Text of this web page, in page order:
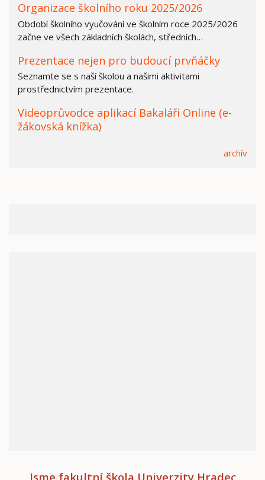
Organizace školního roku 2025/2026
Období školního vyučování ve školním roce 2025/2026
začne ve všech základních školách, středních…
Prezentace nejen pro budoucí prvňáčky
Seznamte se s naší školou a našimi aktivitami
prostřednictvím prezentace.
Videoprůvodce aplikací Bakaláři Online (e-
žákovská knížka)
archív
Jsme fakultní škola Univerzity Hradec